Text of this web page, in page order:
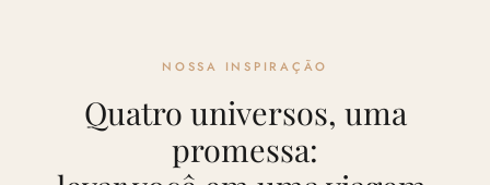
NOSSA INSPIRAÇÃO
Quatro universos, uma
promessa: